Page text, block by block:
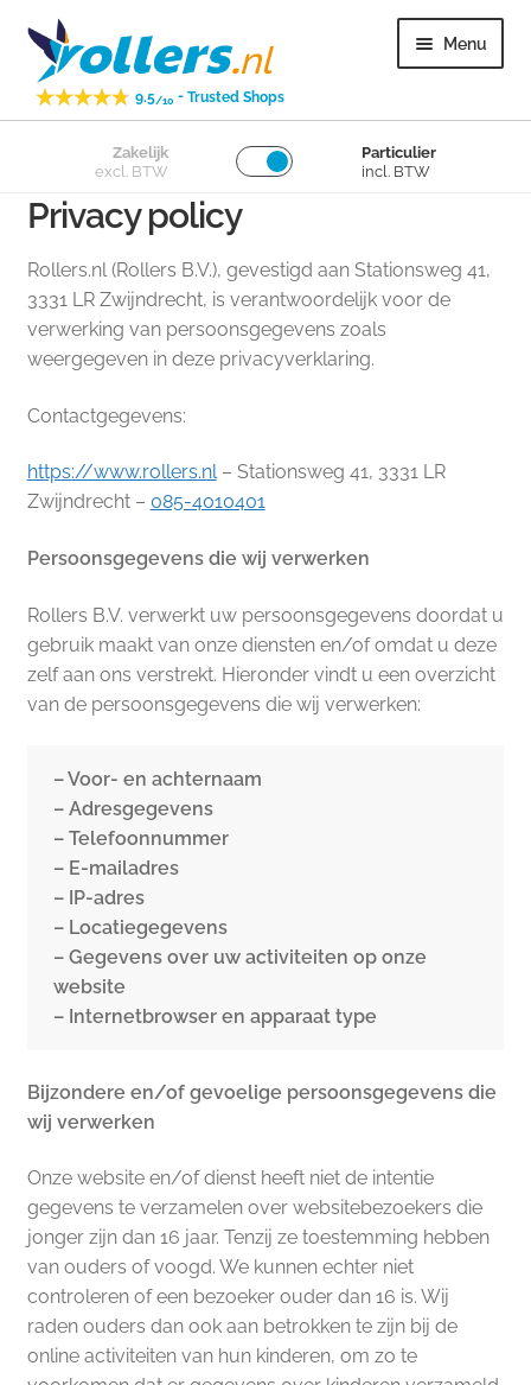
Ga
door
naar
navigatie
Ga
naar
de
inhoud
9.5/10 - Trusted Shops
Menu
Zwenkwielen
Bokwielen
Losse wielen
Overig
Zakelijk
excl. BTW
Particulier
incl. BTW
Privacy policy
Rollers.nl (Rollers B.V.), gevestigd aan Stationsweg 41,
3331 LR Zwijndrecht, is verantwoordelijk voor de
verwerking van persoonsgegevens zoals
weergegeven in deze privacyverklaring.
Contactgegevens:
https://www.rollers.nl– Stationsweg 41, 3331 LR
Zwijndrecht – 085-4010401
Persoonsgegevens die wij verwerken
Rollers B.V. verwerkt uw persoonsgegevens doordat u
gebruik maakt van onze diensten en/of omdat u deze
zelf aan ons verstrekt. Hieronder vindt u een overzicht
van de persoonsgegevens die wij verwerken:
– Voor- en achternaam
– Adresgegevens
– Telefoonnummer
– E-mailadres
– IP-adres
– Locatiegegevens
– Gegevens over uw activiteiten op onze
website
– Internetbrowser en apparaat type
Bijzondere en/of gevoelige persoonsgegevens die
wij verwerken
Onze website en/of dienst heeft niet de intentie
gegevens te verzamelen over websitebezoekers die
jonger zijn dan 16 jaar. Tenzij ze toestemming hebben
van ouders of voogd. We kunnen echter niet
controleren of een bezoeker ouder dan 16 is. Wij
raden ouders dan ook aan betrokken te zijn bij de
online activiteiten van hun kinderen, om zo te